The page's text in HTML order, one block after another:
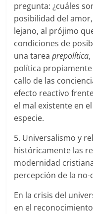
pregunta: ¿cuáles
posibilidad del
lejano, al prójimo
condiciones de
una tareaprepolítica
política propiamente
callo de las
efecto reactivo
el mal existente en
especie.
5. Universalismo y
históricamente las
modernidad
percepción de la
En la crisis del
en el